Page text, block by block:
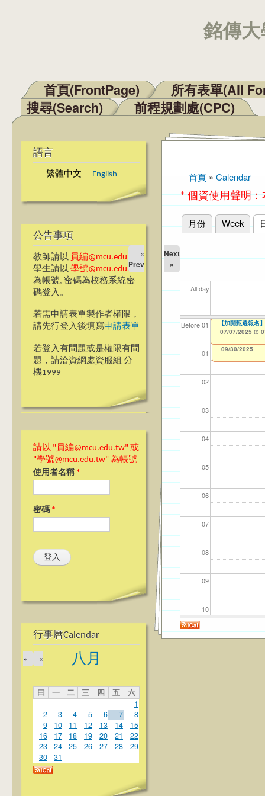
銘傳
主選單
首頁(FrontPage)
所有表單(All
搜尋(Search)
前程規劃處(CPC)
語言
繁體中文 English
公告事項
教師請以 員編@mcu.edu.tw
學生請以 學號@mcu.edu.tw
為帳號, 密碼為校務系統密
碼登入。
若需申請表單製作者權限，
請先行登入後填寫申請表單
若登入有問題或是權限有問
題，請洽資網處資服組 分
機1999
請以 "員編@mcu.edu.tw" 或
"學號@mcu.edu.tw" 為帳號
使用者名稱 *
密碼 *
行事曆Calendar
八月
«
»
曰 一 二 三 四 五
六
1
2
3 4 5 6 7
8
9
10 11 12 13 14
15
16
17 18 19 20 21
22
23
24 25 26 27 28
29
30
31
您在這裡
首頁 » Calendar
* 個資使用聲明
主要索引標籤
月份 Week
«
Prev
Next
»
All day
Before 01
01
02
03
04
05
06
07
08
09
10
11
【資網處】
整合系統～表單
12/31/2027
我愛銘傳我愛養
校區)
09/30/2025
【財
11/
【財
11/
114
04/
114
02/
【加開甄選報名
07/07/2025 to